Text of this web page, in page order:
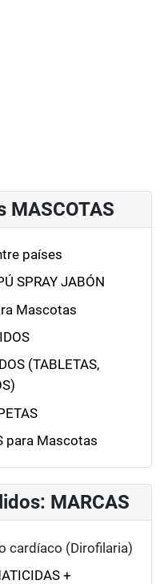
MASCOTAS
países
SPRAY JABÓN
Mascotas
(TABLETAS,
para Mascotas
MARCAS
cardíaco (Dirofilaria)
+